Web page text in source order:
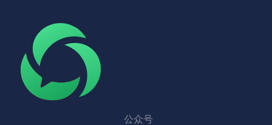
公众号